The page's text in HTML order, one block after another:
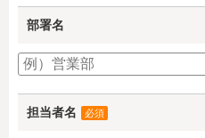
部署名
担当者名 必須